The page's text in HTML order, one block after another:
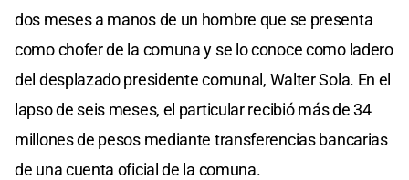
dos meses a manos de un hombre que se presenta
como chofer de la comuna y se lo conoce como ladero
del desplazado presidente comunal, Walter Sola. En el
lapso de seis meses, el particular recibió más de 34
millones de pesos mediante transferencias bancarias
de una cuenta oficial de la comuna.